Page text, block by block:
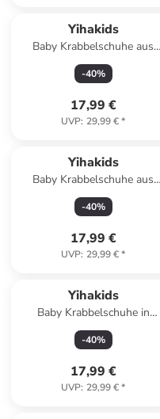
Yihakids
Baby Krabbelschuhe aus
Leder, weiche Lauflernschuhe
mit rutschfester Sohle
-40%
17,99 €
UVP: 29,99 €*
Yihakids
Baby Krabbelschuhe aus
Leder, weiche Lauflernschuhe
mit rutschfester Sohle
-40%
17,99 €
UVP: 29,99 €*
Yihakids
Baby Krabbelschuhe in
Streifen Hellgrau
-40%
17,99 €
UVP: 29,99 €*